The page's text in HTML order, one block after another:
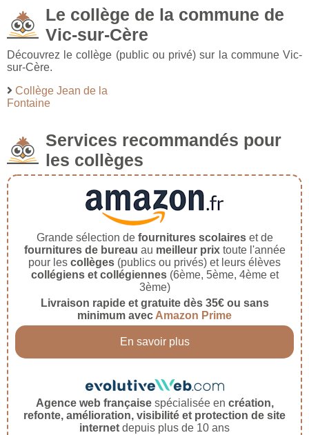
Le collège de la commune de
Vic-sur-Cère
Découvrez le collège (public ou privé) sur la commune Vic-
sur-Cère.
Collège Jean de la
Fontaine
Services recommandés pour
les collèges
Grande sélection de fournitures scolaireset de
fournitures de bureau au meilleur prixtoute l'année
pour les collèges (publics ou privés) et leurs élèves
collégiens et collégiennes(6ème, 5ème, 4ème et
3ème)
Livraison rapide et gratuite dès 35€ ou sans
minimum avec Amazon Prime
En savoir plus
Agence web françaisespécialisée en création,
refonte, amélioration, visibilité et protection de site
internet depuis plus de 10 ans